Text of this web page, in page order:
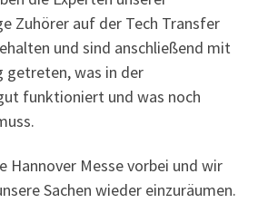
Zuhörer auf der Tech Transfer
und sind anschließend mit
getreten, was in der
funktioniert und was noch
Hannover Messe vorbei und wir
Sachen wieder einzuräumen.